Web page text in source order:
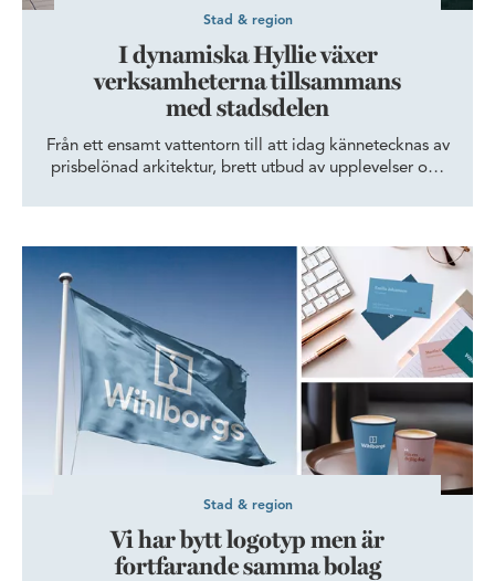
Stad & region
I dynamiska Hyllie växer
verksamheterna tillsammans
med stadsdelen
Från ett ensamt vattentorn till att idag kännetecknas av
prisbelönad arkitektur, brett utbud av upplevelser och
regionen, ett av Malmös mest expansiva
företag och människor ska växa. Kerstin Berglund,
tullåklagare på Tullverket, berättar mer om
myndighetens vardag i den dynamiska stadsdelen.
Vi har bytt logotyp men är fortfarande samma bolag
Stad & region
Vi har bytt logotyp men är
fortfarande samma bolag